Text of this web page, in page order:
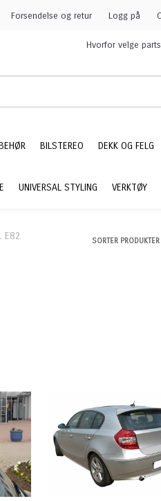
Forsendelse og retur Logg på
Hvorfor velge
BILSTEREO DEKK OG FELG
UNIVERSAL STYLING VERKTØY
E82
SORTER PRODUKTER